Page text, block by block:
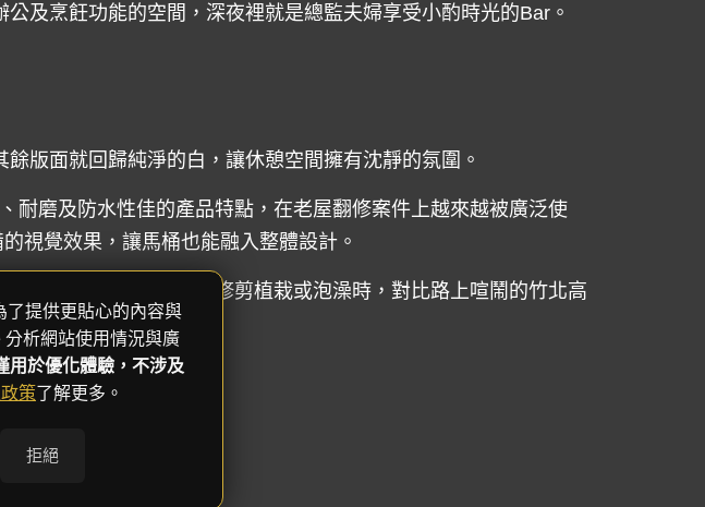
及烹飪功能的空間，深夜裡就是總監夫婦享受小酌時光的Bar。
版面就回歸純淨的白，讓休憩空間擁有沈靜的氛圍。
耐磨及防水性佳的產品特點，在老屋翻修案件上越來越被廣泛使
視覺效果，讓馬桶也能融入整體設計。
風景投射進來，在露台修剪植栽或泡澡時，對比路上喧鬧的竹北高
了提供更貼心的內容與
析網站使用情況與廣
用於優化體驗，不涉及
策了解更多。
拒絕